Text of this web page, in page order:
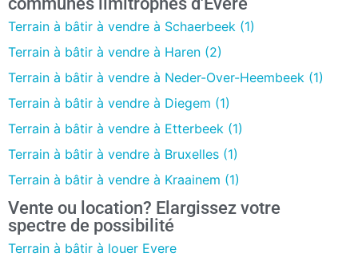
Terrain à bâtir à vendre à Schaerbeek (1)
Terrain à bâtir à vendre à Haren (2)
Terrain à bâtir à vendre à Neder-Over-Heembeek (1)
Terrain à bâtir à vendre à Diegem (1)
Terrain à bâtir à vendre à Etterbeek (1)
Terrain à bâtir à vendre à Bruxelles (1)
Terrain à bâtir à vendre à Kraainem (1)
Vente ou location? Elargissez votre
spectre de possibilité
Terrain à bâtir à louer Evere